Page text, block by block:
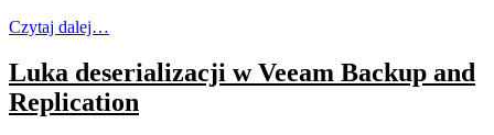
Czytaj dalej…
Luka deserializacji w Veeam Backup and
Replication